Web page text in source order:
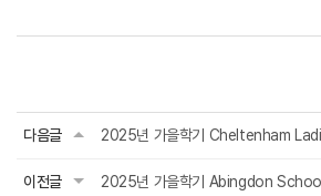
다음글
이전글 2025년 가을학기 Abingdon